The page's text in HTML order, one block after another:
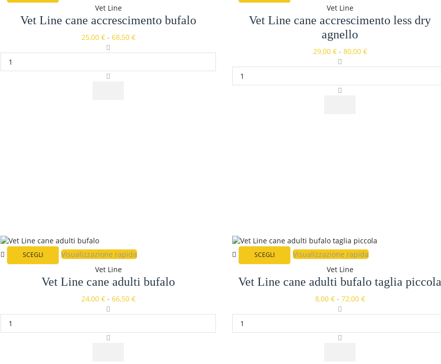
Vet Line
Vet Line cane accrescimento bufalo
25,00 € - 68,50 €
Vet Line
Vet Line cane accrescimento less dry
agnello
29,00 € - 80,00 €
SCEGLI
Visualizzazione rapida
Vet Line
Vet Line cane adulti bufalo
24,00 € - 66,50 €
SCEGLI
Visualizzazione rapida
Vet Line
Vet Line cane adulti bufalo taglia piccola
8,00 € - 72,00 €